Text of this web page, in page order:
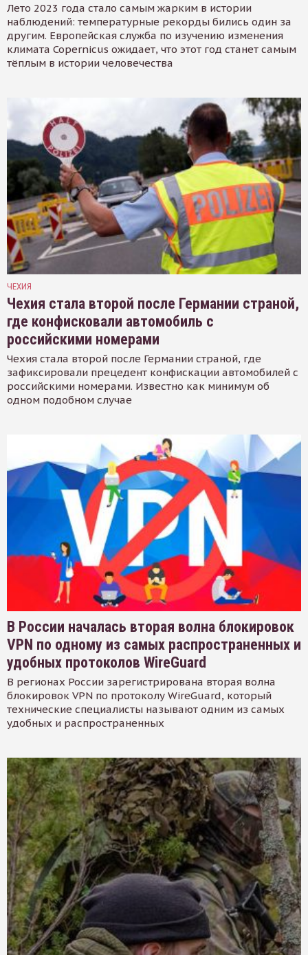
Лето 2023 года стало самым жарким в истории
наблюдений: температурные рекорды бились один за
другим. Европейская служба по изучению изменения
климата Copernicus ожидает, что этот год станет самым
тёплым в истории человечества
ЧЕХИЯ
Чехия стала второй после Германии страной,
где конфисковали автомобиль с
российскими номерами
Чехия стала второй после Германии страной, где
зафиксировали прецедент конфискации автомобилей с
российскими номерами. Известно как минимум об
одном подобном случае
В России началась вторая волна блокировок
VPN по одному из самых распространенных и
удобных протоколов WireGuard
В регионах России зарегистрирована вторая волна
блокировок VPN по протоколу WireGuard, который
технические специалисты называют одним из самых
удобных и распространенных